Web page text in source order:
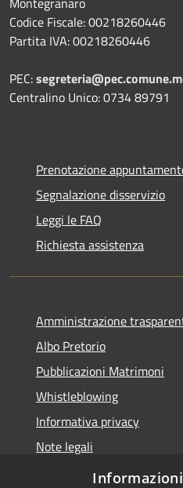
Codice Fiscale: 00218260446
Partita IVA: 00218260446
PEC:
Centralino Unico: 0734 89791
Prenotazione
Segnalazione disservizio
Leggi le FAQ
Richiesta assistenza
Amministrazione
Albo Pretorio
Pubblicazioni Matrimoni
Whistleblowing
Informativa privacy
Note legali
Dichiarazione di accessibilità